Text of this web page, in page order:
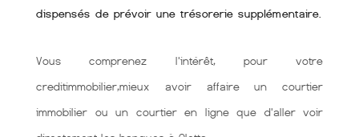
dispensés de prévoir une trésorerie supplémentaire.
Vous comprenez l'intérêt, pour votre
creditimmobilier,mieux avoir affaire un courtier
immobilier ou un courtier en ligne que d'aller voir